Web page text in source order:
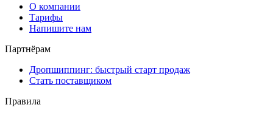
О компании
Тарифы
Напишите нам
Партнёрам
Дропшиппинг: быстрый старт продаж
Стать поставщиком
Правила